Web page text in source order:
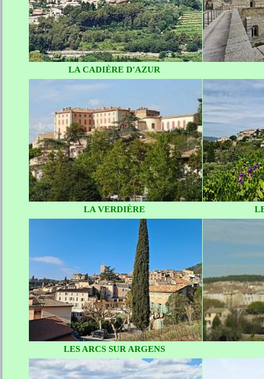
LA CADIÈRE D'AZUR
LA VERDIÈRE
LES ARCS SUR ARGENS